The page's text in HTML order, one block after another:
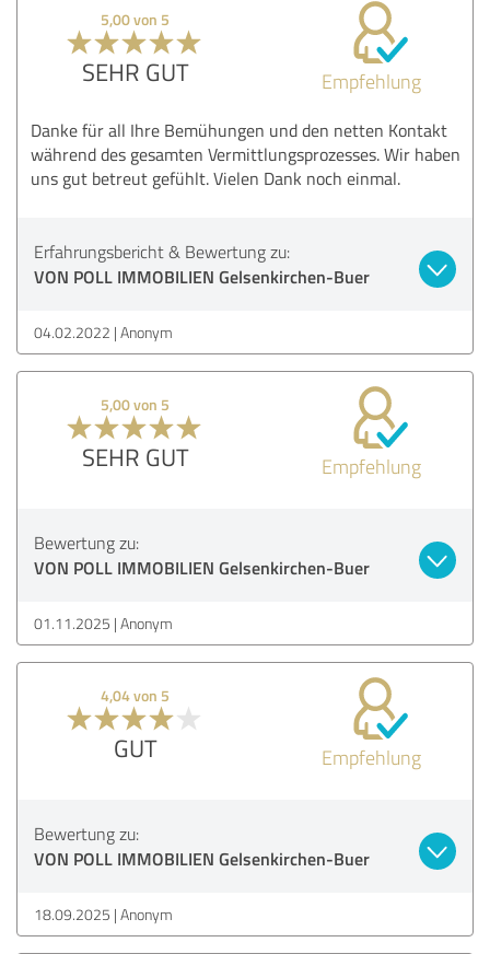
5,00 von 5
SEHR GUT Empfehlung
Danke für all Ihre Bemühungen und den netten Kontakt
während des gesamten Vermittlungsprozesses. Wir haben
uns gut betreut gefühlt. Vielen Dank noch einmal.
Erfahrungsbericht & Bewertung zu:
VON POLL IMMOBILIEN Gelsenkirchen-Buer
04.02.2022 Anonym
5,00 von 5
SEHR GUT Empfehlung
Bewertung zu:
VON POLL IMMOBILIEN Gelsenkirchen-Buer
01.11.2025 Anonym
4,04 von 5
GUT Empfehlung
Bewertung zu:
VON POLL IMMOBILIEN Gelsenkirchen-Buer
18.09.2025 Anonym